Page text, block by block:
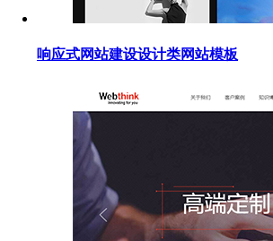
响应式网站建设设计类网站模板